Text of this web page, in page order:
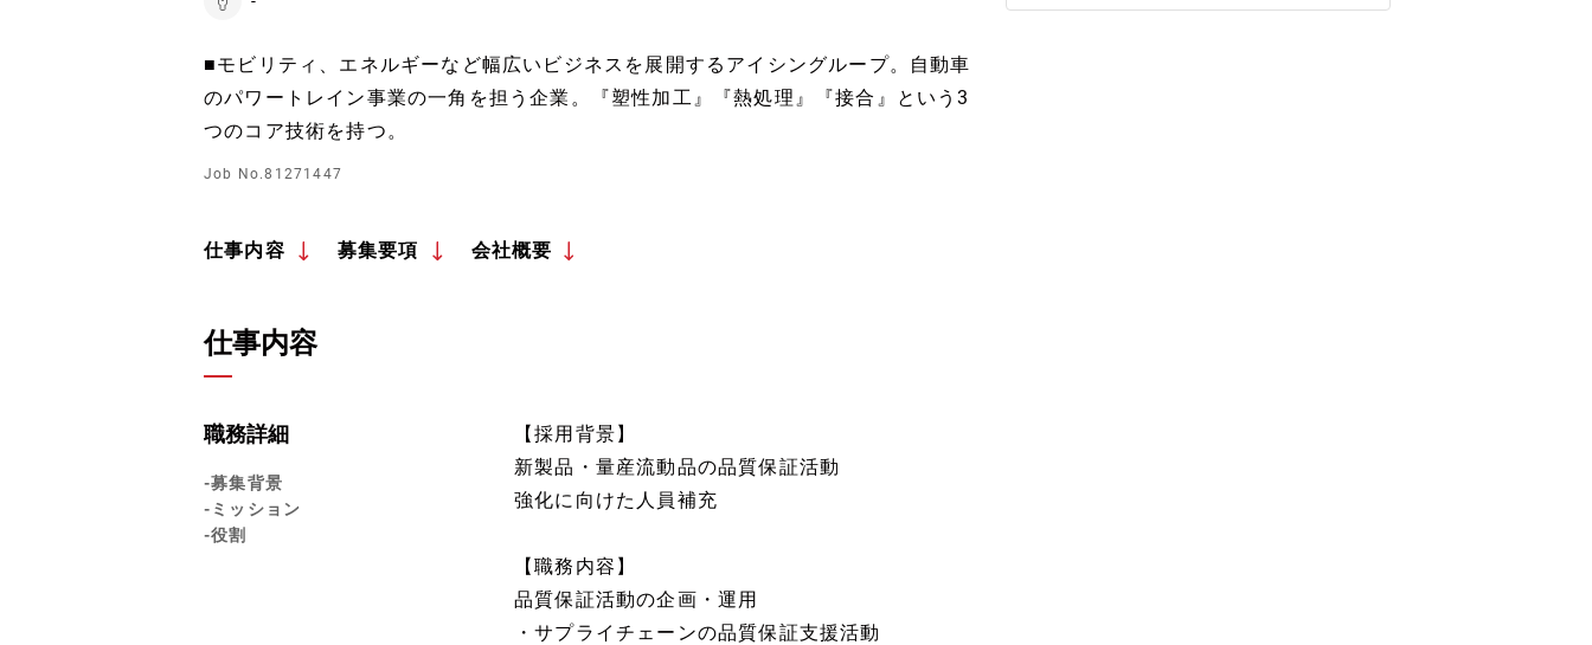
■モビリティ、エネルギーなど幅広いビジネスを展開するアイシングループ。自動車
のパワートレイン事業の一角を担う企業。『塑性加工』『熱処理』『接合』という3
つのコア技術を持つ。
Job No.81271447
仕事内容 募集要項 会社概要
仕事内容
職務詳細
-募集背景
-ミッション
-役割
【採用背景】
新製品・量産流動品の品質保証活動
強化に向けた人員補充
【職務内容】
品質保証活動の企画・運用
・サプライチェーンの品質保証支援活動